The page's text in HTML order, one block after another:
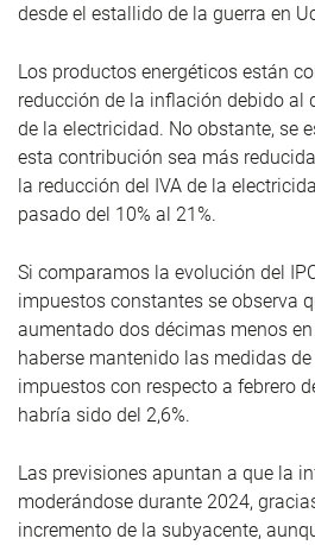
desde el estallido de la guerra en
Los productos energéticos están
reducción de la inflación debido al
de la electricidad. No obstante, se
esta contribución sea más
la reducción del IVA de la
pasado del 10% al 21%.
Si comparamos la evolución del
impuestos constantes se observa
aumentado dos décimas menos en
haberse mantenido las medidas
impuestos con respecto a febrero
habría sido del 2,6%.
Las previsiones apuntan a que la
moderándose durante 2024,
incremento de la subyacente,